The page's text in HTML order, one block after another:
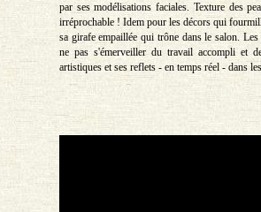
par ses modélisations faciales. Texture des
irréprochable ! Idem pour les décors qui
sa girafe empaillée qui trône dans le salon.
ne pas s'émerveiller du travail accompli et
artistiques et ses reflets - en temps réel - dans